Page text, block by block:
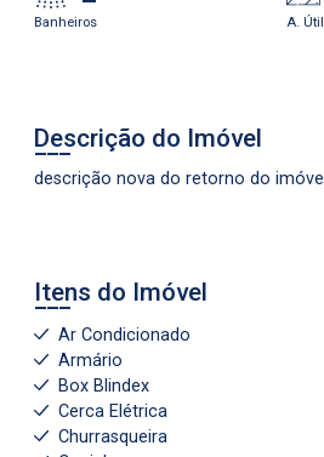
Banheiros A. Útil
Descrição do Imóvel
descrição nova do retorno do imóvel
Itens do Imóvel
Ar Condicionado
Armário
Box Blindex
Cerca Elétrica
Churrasqueira